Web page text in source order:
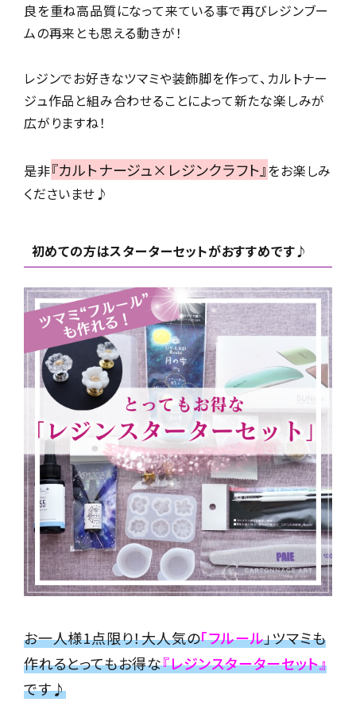
良を重ね高品質になって来ている事で再びレジンブー
ムの再来とも思える動きが！
レジンでお好きなツマミや装飾脚を作って、カルトナー
ジュ作品と組み合わせることによって新たな楽しみが
広がりますね！
是非『カルトナージュ×レジンクラフト』をお楽しみ
くださいませ♪
初めての方はスターターセットがおすすめです♪
お一人様1点限り！大人気の「フルール」ツマミも
作れるとってもお得な『レジンスターターセット』
です♪